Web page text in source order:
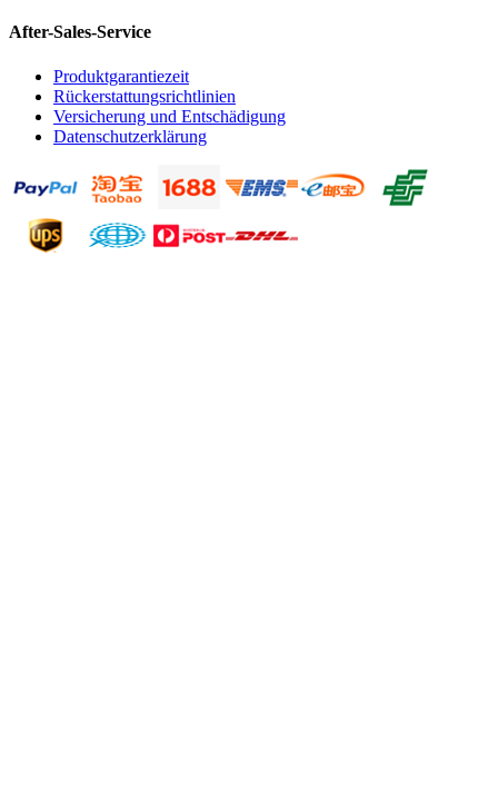
After-Sales-Service
Produktgarantiezeit
Rückerstattungsrichtlinien
Versicherung und Entschädigung
Datenschutzerklärung